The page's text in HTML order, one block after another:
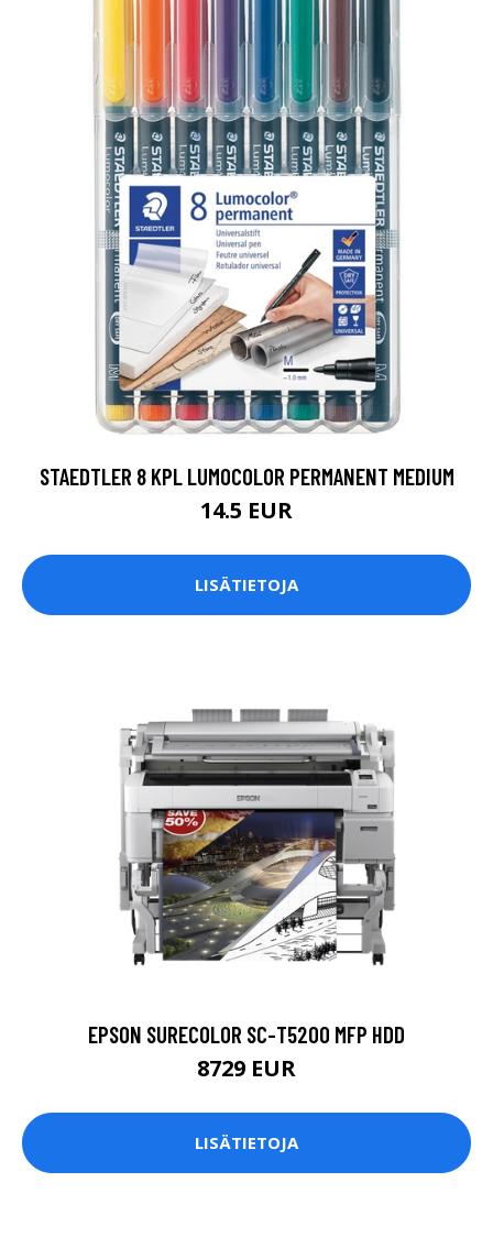
STAEDTLER 8 KPL LUMOCOLOR PERMANENT MEDIUM
14.5 EUR
LISÄTIETOJA
EPSON SURECOLOR SC-T5200 MFP HDD
8729 EUR
LISÄTIETOJA